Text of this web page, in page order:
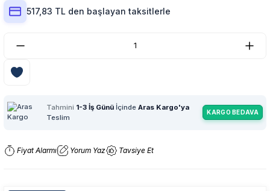
517,83 TL den başlayan taksitlerle
Tahmini 1-3 İş Günü İçinde Aras Kargo'ya
Teslim
KARGO BEDAVA
Fiyat Alarmı Yorum Yaz Tavsiye Et